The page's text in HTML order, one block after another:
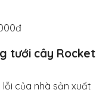
tưới cây Rocket
của nhà sản xuất